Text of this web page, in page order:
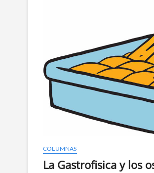
COLUMNAS
La Gastrofisica y los